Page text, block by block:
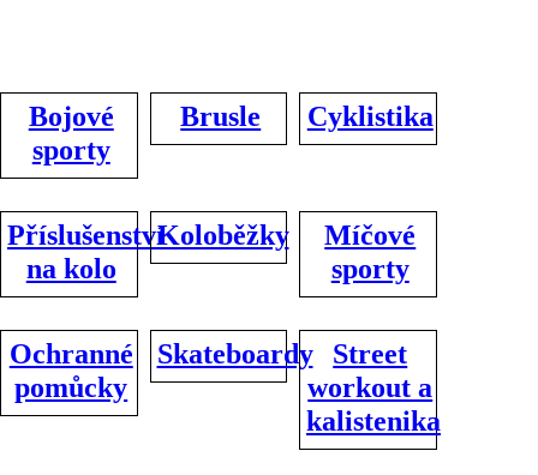
Bojové
sporty
Brusle Cyklistika
Příslušenství
na kolo
Koloběžky
Míčové
sporty
Ochranné
pomůcky
Skateboardy
Street
workout a
kalistenika